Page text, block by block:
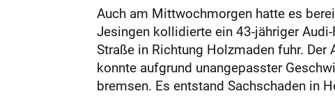
Auch am Mittwochmorgen hatte es
Jesingen kollidierte ein 43-jähriger
Straße in Richtung Holzmaden fuhr.
konnte aufgrund unangepasster
bremsen. Es entstand Sachschaden in